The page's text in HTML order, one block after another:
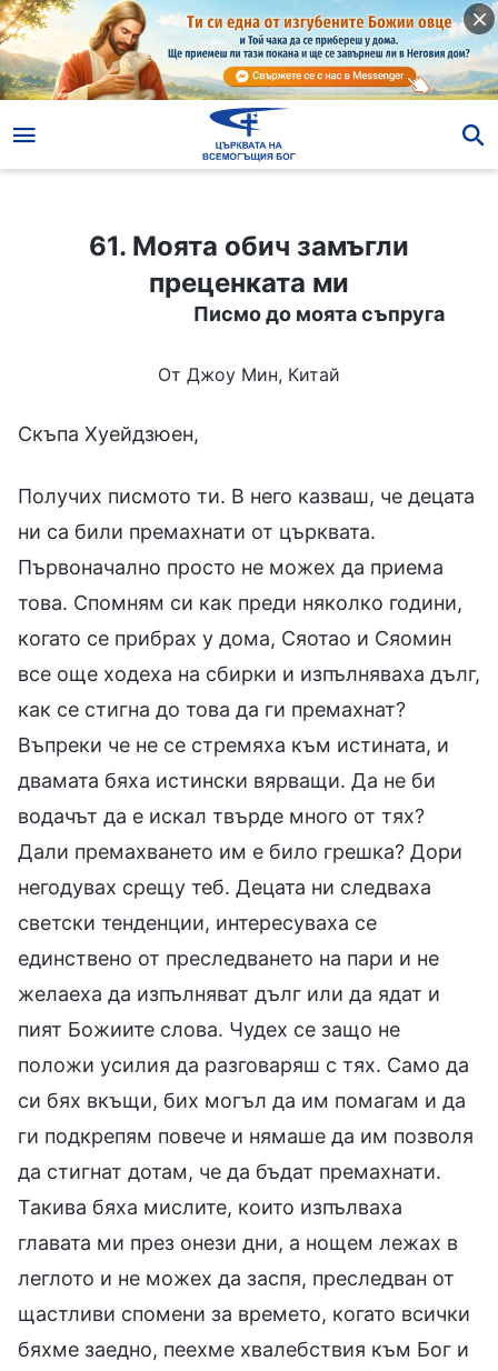
61. Моята обич замъгли преценката ми
61. Моята обич замъгли
преценката ми
Писмо до моята съпруга
От Джоу Мин, Китай
Скъпа Хуейдзюен,
Получих писмото ти. В него казваш, че децата
ни са били премахнати от църквата.
Първоначално просто не можех да приема
това. Спомням си как преди няколко години,
когато се прибрах у дома, Сяотао и Сяомин
все още ходеха на сбирки и изпълняваха дълг,
как се стигна до това да ги премахнат?
Въпреки че не се стремяха към истината, и
двамата бяха истински вярващи. Да не би
водачът да е искал твърде много от тях?
Дали премахването им е било грешка? Дори
негодувах срещу теб. Децата ни следваха
светски тенденции, интересуваха се
единствено от преследването на пари и не
желаеха да изпълняват дълг или да ядат и
пият Божиите слова. Чудех се защо не
положи усилия да разговаряш с тях. Само да
си бях вкъщи, бих могъл да им помагам и да
ги подкрепям повече и нямаше да им позволя
да стигнат дотам, че да бъдат премахнати.
Такива бяха мислите, които изпълваха
главата ми през онези дни, а нощем лежах в
леглото и не можех да заспя, преследван от
щастливи спомени за времето, когато всички
бяхме заедно, пеехме хвалебствия към Бог и